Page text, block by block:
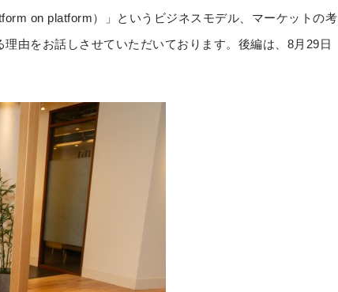
on platform）」というビジネスモデル、マーケットの考
由をお話しさせていただいております。後編は、8月29日